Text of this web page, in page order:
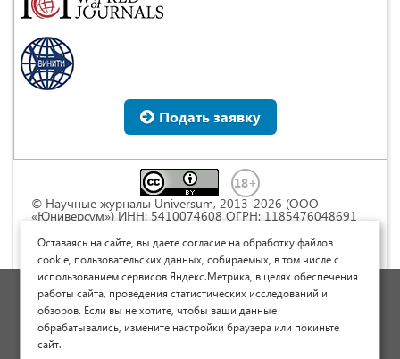
Подать заявку
© Научные журналы Universum, 2013-2026 (ООО
«Юниверсум») ИНН: 5410074608 ОГРН: 1185476048691
Commons « Attribution» («Атрибуция») 4.0
Непортированная
Политика обработки персональных данных
Договор оферты
Опубликовать научную статью
Оставаясь на сайте, вы даете согласие на обработку файлов
cookie, пользовательских данных, собираемых, в том числе с
использованием сервисов Яндекс.Метрика, в целях обеспечения
работы сайта, проведения статистических исследований и
обзоров. Если вы не хотите, чтобы ваши данные
обрабатывались, измените настройки браузера или покиньте
сайт.